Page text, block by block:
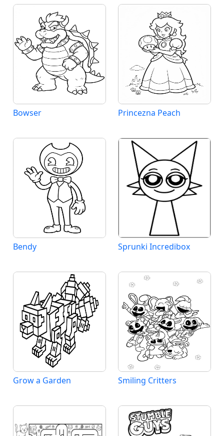
Bowser Princezna Peach
Bendy Sprunki Incredibox
Grow a Garden Smiling Critters